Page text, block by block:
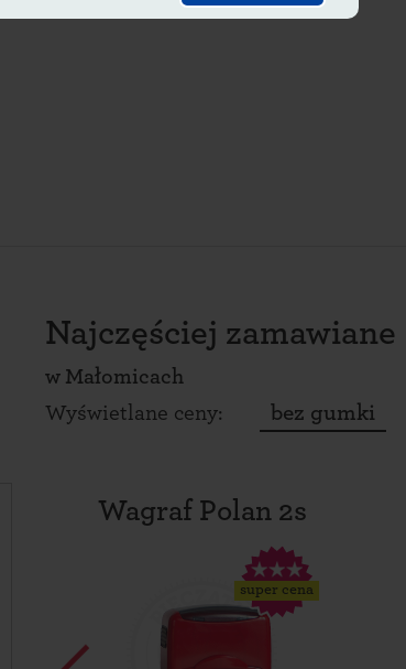
Najczęściej zamawiane
w Małomicach
Wyświetlane ceny:
bez gumki
Wagraf Polan 2s
super cena